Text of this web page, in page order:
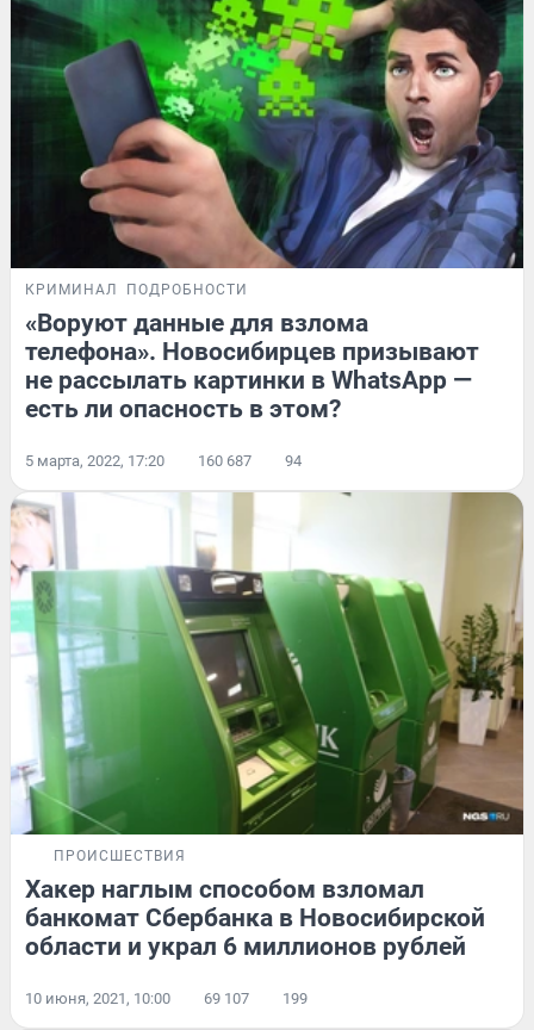
КРИМИНАЛ ПОДРОБНОСТИ
«Воруют данные для взлома
телефона». Новосибирцев призывают
не рассылать картинки в WhatsApp —
есть ли опасность в этом?
5 марта, 2022, 17:20 160 687 94
ПРОИСШЕСТВИЯ
Хакер наглым способом взломал
банкомат Сбербанка в Новосибирской
области и украл 6 миллионов рублей
10 июня, 2021, 10:00 69 107 199